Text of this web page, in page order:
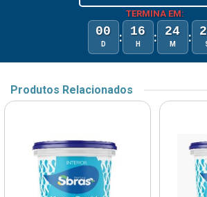
TERMINA EM:
00
D : 16
H : 24
M :
Produtos Relacionados